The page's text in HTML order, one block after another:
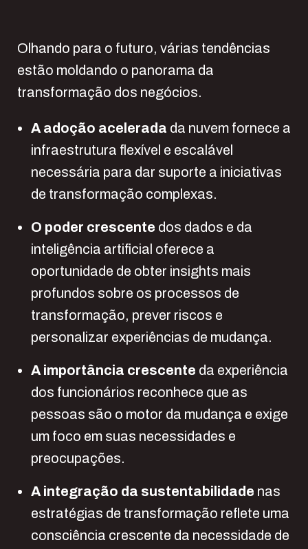
Olhando para o futuro, várias tendências
estão moldando o panorama da
transformação dos negócios.
A adoção acelerada da nuvem fornece a
infraestrutura flexível e escalável
necessária para dar suporte a iniciativas
de transformação complexas.
O poder crescente dos dados e da
inteligência artificial oferece a
oportunidade de obter insights mais
profundos sobre os processos de
transformação, prever riscos e
personalizar experiências de mudança.
A importância crescente da experiência
dos funcionários reconhece que as
pessoas são o motor da mudança e exige
um foco em suas necessidades e
preocupações.
A integração da sustentabilidade nas
estratégias de transformação reflete uma
consciência crescente da necessidade de